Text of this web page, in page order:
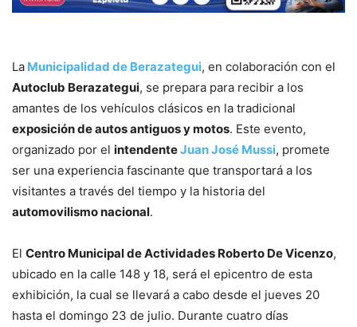
La Municipalidad de Berazategui, en colaboración con el
Autoclub Berazategui, se prepara para recibir a los
amantes de los vehículos clásicos en la tradicional
exposición de autos antiguos y motos. Este evento,
organizado por el intendenteJuan José Mussi, promete
ser una experiencia fascinante que transportará a los
visitantes a través del tiempo y la historia del
automovilismo nacional.
El Centro Municipal de Actividades Roberto De Vicenzo,
ubicado en la calle 148 y 18, será el epicentro de esta
exhibición, la cual se llevará a cabo desde el jueves 20
hasta el domingo 23 de julio. Durante cuatro días